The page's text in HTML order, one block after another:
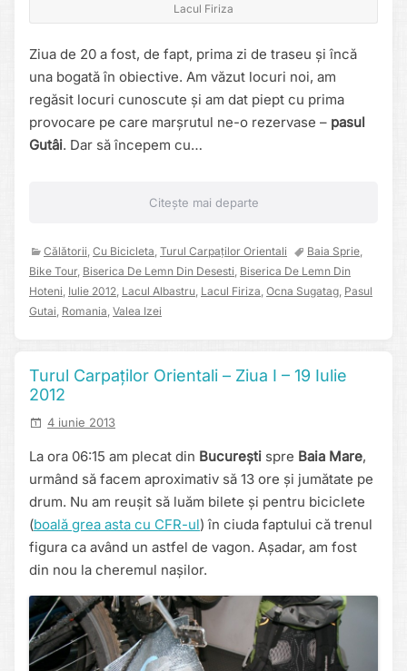
Lacul Firiza
Ziua de 20 a fost, de fapt, prima zi de traseu și încă
una bogată în obiective. Am văzut locuri noi, am
regăsit locuri cunoscute și am dat piept cu prima
provocare pe care marșrutul ne-o rezervase – pasul
Gutâi. Dar să începem cu…
Citește mai departe
Călătorii Cu Bicicleta Turul Carpaților Orientali Baia Sprie
Bike Tour Biserica De Lemn Din Desesti Biserica De Lemn Din
Hoteni Iulie 2012 Lacul Albastru Lacul Firiza Ocna Sugatag Pasul
Gutai Romania Valea Izei
Turul Carpaților Orientali – Ziua I – 19 Iulie
2012
4 iunie 2013
La ora 06:15 am plecat din București spre Baia Mare,
urmând să facem aproximativ să 13 ore și jumătate pe
drum. Nu am reușit să luăm bilete și pentru biciclete
(boală grea asta cu CFR-ul) în ciuda faptului că trenul
figura ca având un astfel de vagon. Așadar, am fost
din nou la cheremul nașilor.